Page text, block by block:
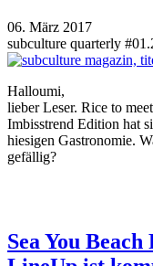
06. März 2017
subculture quarterly
Halloumi,
lieber Leser. Rice to
Imbisstrend Edition hat
hiesigen Gastronomie.
gefällig?
Sea You